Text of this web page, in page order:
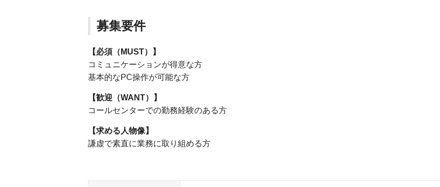
募集要件
【必須（MUST）】
コミュニケーションが得意な方
基本的なPC操作が可能な方
【歓迎（WANT）】
コールセンターでの勤務経験のある方
【求める⼈物像】
謙虚で素直に業務に取り組める方